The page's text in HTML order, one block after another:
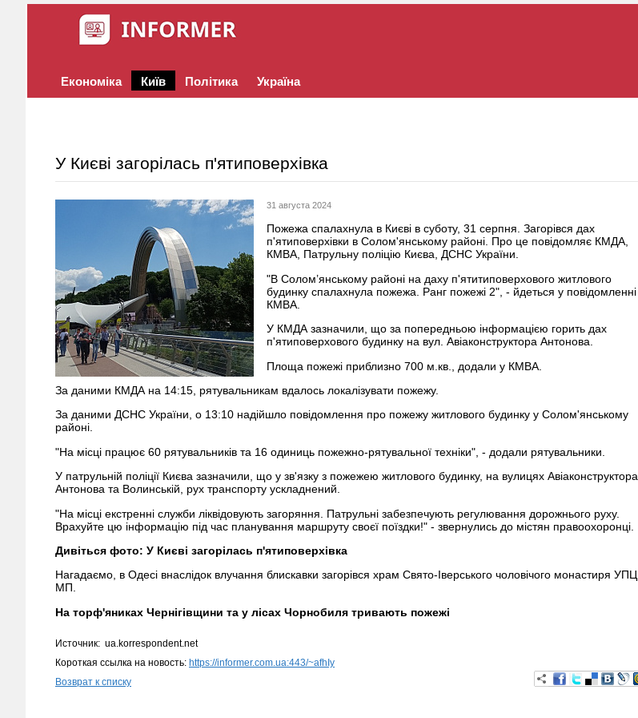
Економіка Київ Політика Україна
У Києві загорілась п'ятиповерхівка
31 августа 2024
Пожежа спалахнула в Києві в суботу, 31 серпня. Загорівся дах
п'ятиповерхівки в Солом'янському районі. Про це повідомляє КМДА,
КМВА, Патрульну поліцію Києва, ДСНС України.
"В Солом’янському районі на даху п'ятитиповерхового житлового
будинку спалахнула пожежа. Ранг пожежі 2", - йдеться у повідомленні
КМВА.
У КМДА зазначили, що за попередньою інформацією горить дах
п'ятиповерхового будинку на вул. Авіаконструктора Антонова.
Площа пожежі приблизно 700 м.кв., додали у КМВА.
За даними КМДА на 14:15, рятувальникам вдалось локалізувати пожежу.
За даними ДСНС України, о 13:10 надійшло повідомлення про пожежу житлового будинку у Солом'янському
районі.
"На місці працює 60 рятувальників та 16 одиниць пожежно-рятувальної техніки", - додали рятувальники.
У патрульній поліції Києва зазначили, що у зв'язку з пожежею житлового будинку, на вулицях Авіаконструктора
Антонова та Волинській, рух транспорту ускладнений.
"На місці екстренні служби ліквідовують загоряння. Патрульні забезпечують регулювання дорожнього руху.
Врахуйте цю інформацію під час планування маршруту своєї поїздки!" - звернулись до містян правоохоронці.
Дивіться фото: У Києві загорілась п'ятиповерхівка
Нагадаємо, в Одесі внаслідок влучання блискавки загорівся храм Свято-Іверського чоловічого монастиря УПЦ
МП.
На торф'яниках Чернігівщини та у лісах Чорнобиля тривають пожежі
Источник: ua.korrespondent.net
Короткая ссылка на новость: https://informer.com.ua:443/~afhIy
Возврат к списку